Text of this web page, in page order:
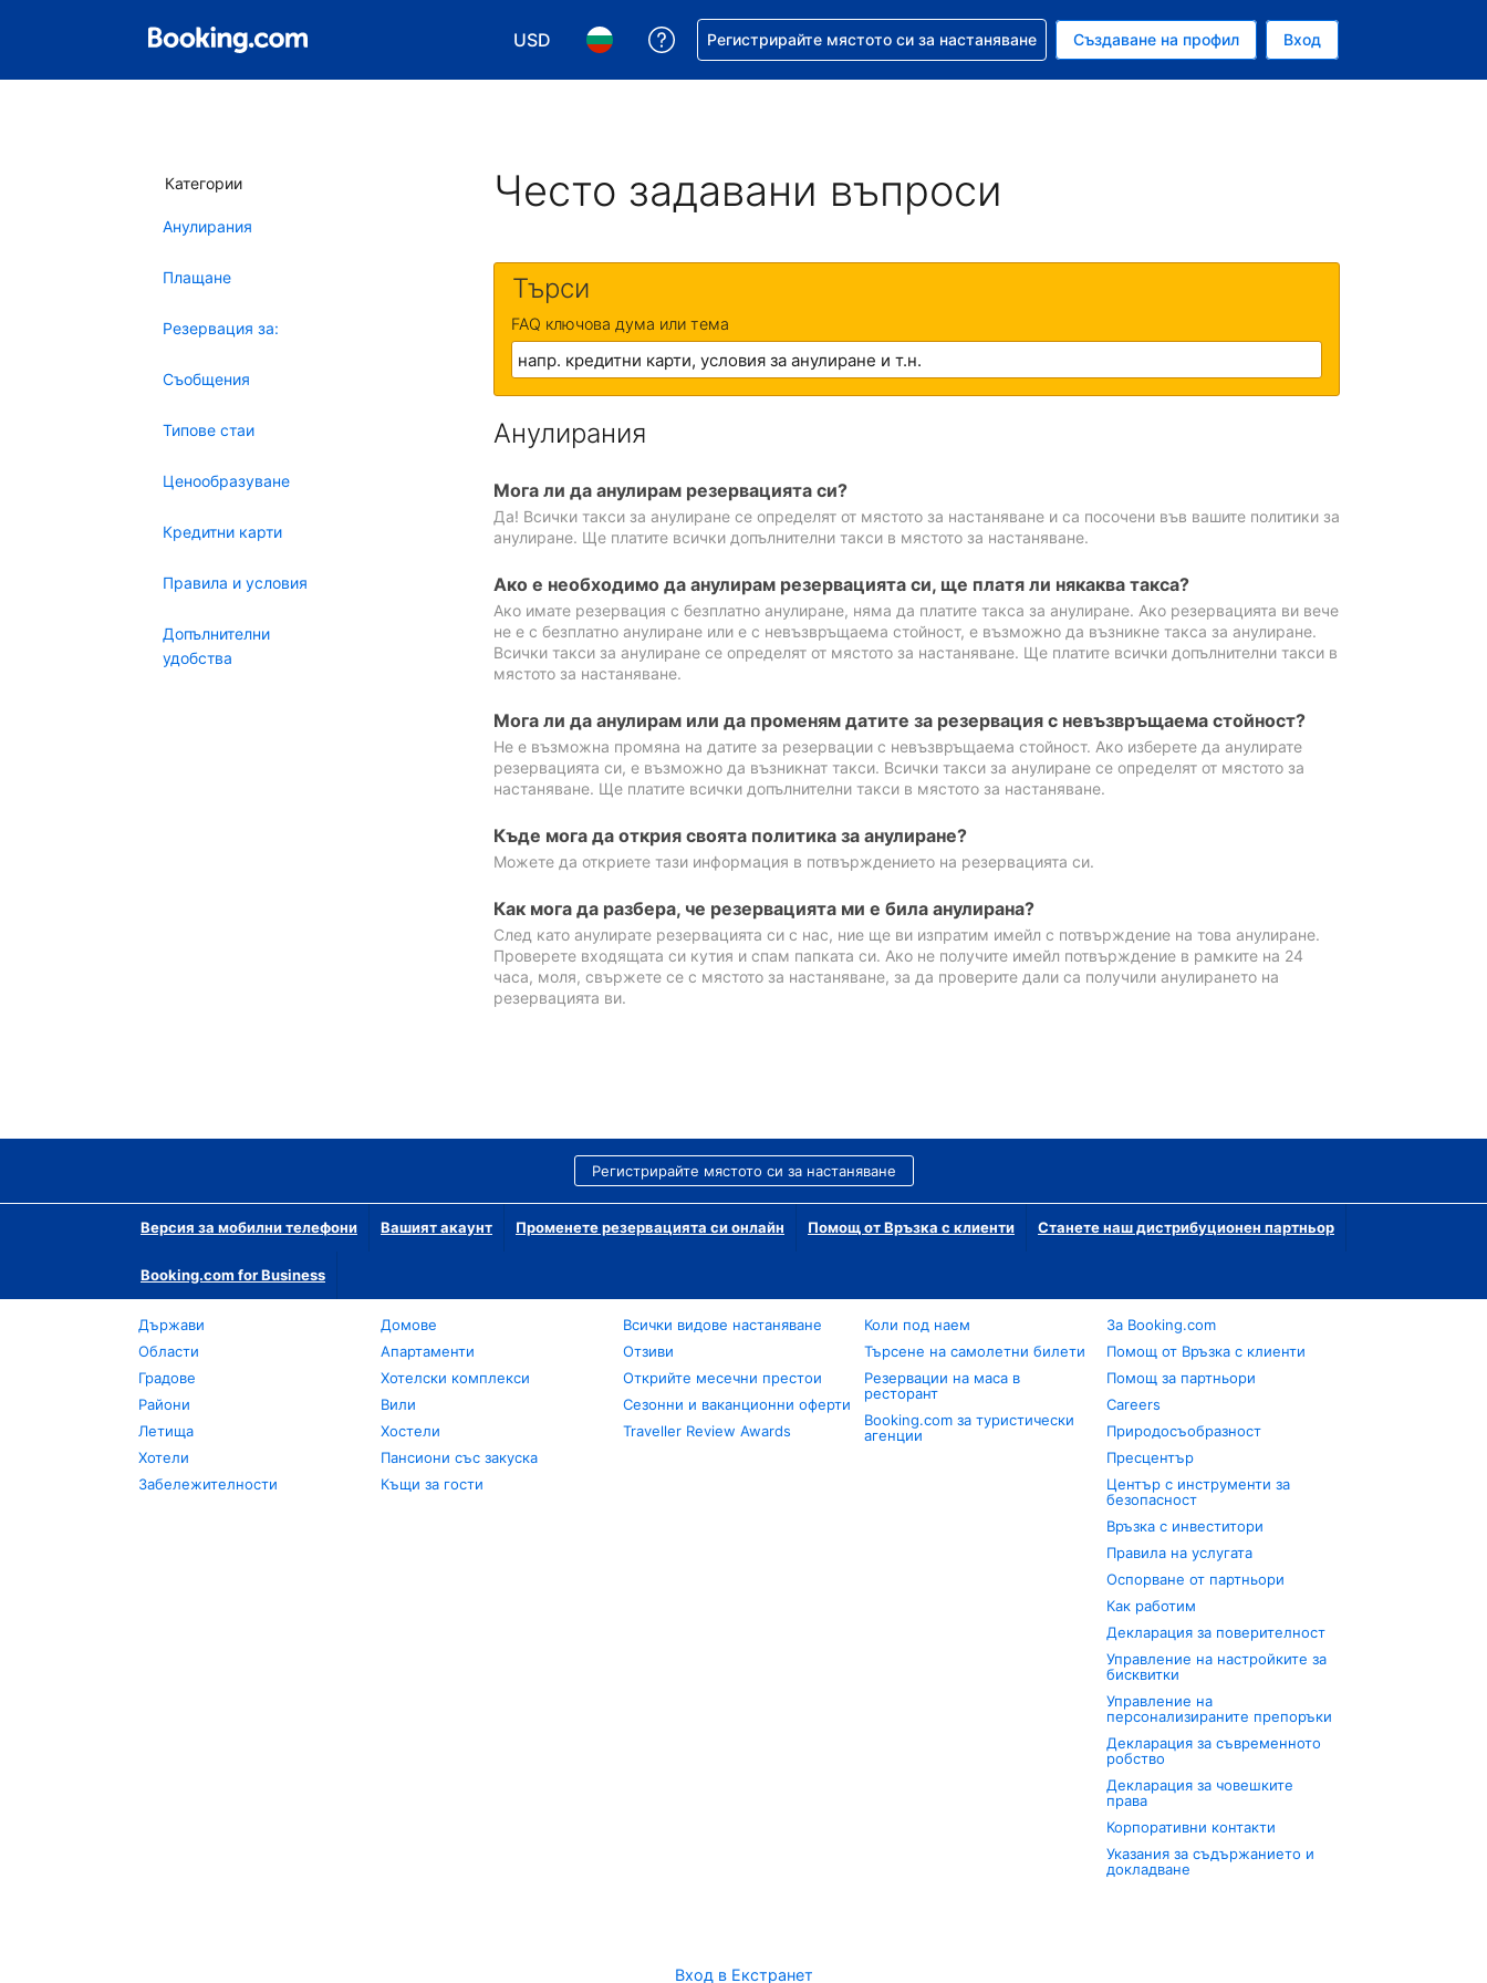
USD
Избор на валута. Избрана валута - Американски долар
Избор на език. Избран език - Български
Помощ с резервацията ви
Регистрирайте мястото си за настаняване Създаване на профил Вход
Категории
Анулирания
Плащане
Резервация за:
Съобщения
Типове стаи
Ценообразуване
Кредитни карти
Правила и условия
Допълнителни
удобства
Често задавани въпроси
Търси
FAQ ключова дума или тема
Анулирания
Мога ли да анулирам резервацията си?
Да! Всички такси за анулиране се определят от мястото за настаняване и са посочени във вашите политики за
анулиране. Ще платите всички допълнителни такси в мястото за настаняване.
Ако е необходимо да анулирам резервацията си, ще платя ли някаква такса?
Ако имате резервация с безплатно анулиране, няма да платите такса за анулиране. Ако резервацията ви вече
не е с безплатно анулиране или е с невъзвръщаема стойност, е възможно да възникне такса за анулиране.
Всички такси за анулиране се определят от мястото за настаняване. Ще платите всички допълнителни такси в
мястото за настаняване.
Мога ли да анулирам или да променям датите за резервация с невъзвръщаема стойност?
Не е възможна промяна на датите за резервации с невъзвръщаема стойност. Ако изберете да анулирате
резервацията си, е възможно да възникнат такси. Всички такси за анулиране се определят от мястото за
настаняване. Ще платите всички допълнителни такси в мястото за настаняване.
Къде мога да открия своята политика за анулиране?
Можете да откриете тази информация в потвърждението на резервацията си.
Как мога да разбера, че резервацията ми е била анулирана?
След като анулирате резервацията си с нас, ние ще ви изпратим имейл с потвърждение на това анулиране.
Проверете входящата си кутия и спам папката си. Ако не получите имейл потвърждение в рамките на 24
часа, моля, свържете се с мястото за настаняване, за да проверите дали са получили анулирането на
резервацията ви.
Регистрирайте мястото си за настаняване
Версия за мобилни телефони Вашият акаунт Променете резервацията си онлайн Помощ от Връзка с клиенти Станете наш дистрибуционен партньор
Booking.com for Business
Държави
Области
Градове
Райони
Летища
Хотели
Забележителности
Домове
Апартаменти
Хотелски комплекси
Вили
Хостели
Пансиони със закуска
Къщи за гости
Всички видове настаняване
Отзиви
Открийте месечни престои
Сезонни и ваканционни оферти
Traveller Review Awards
Коли под наем
Търсене на самолетни билети
Резервации на маса в
ресторант
Booking.com за туристически
агенции
За Booking.com
Помощ от Връзка с клиенти
Помощ за партньори
Careers
Природосъобразност
Пресцентър
Център с инструменти за
безопасност
Връзка с инвеститори
Правила на услугата
Оспорване от партньори
Как работим
Декларация за поверителност
Управление на настройките за
бисквитки
Управление на
персонализираните препоръки
Декларация за съвременното
робство
Декларация за човешките
права
Корпоративни контакти
Указания за съдържанието и
докладване
Вход в Екстранет